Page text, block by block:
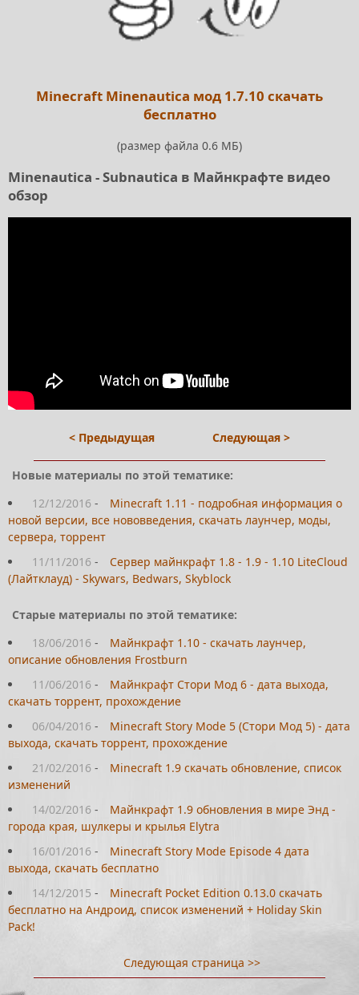
Minecraft Minenautica мод 1.7.10 скачать
бесплатно
(размер файла 0.6 МБ)
Minenautica - Subnautica в Майнкрафте видео
обзор
< Предыдущая Следующая >
Новые материалы по этой тематике:
12/12/2016 -
Minecraft 1.11 - подробная информация о
новой версии, все нововведения, скачать лаунчер, моды,
сервера, торрент
11/11/2016 -
Сервер майнкрафт 1.8 - 1.9 - 1.10 LiteCloud
(Лайтклауд) - Skywars, Bedwars, Skyblock
Старые материалы по этой тематике:
18/06/2016 -
Майнкрафт 1.10 - скачать лаунчер,
описание обновления Frostburn
11/06/2016 -
Майнкрафт Стори Мод 6 - дата выхода,
скачать торрент, прохождение
06/04/2016 -
Minecraft Story Mode 5 (Стори Мод 5) - дата
выхода, скачать торрент, прохождение
21/02/2016 -
Minecraft 1.9 скачать обновление, список
изменений
14/02/2016 -
Майнкрафт 1.9 обновления в мире Энд -
города края, шулкеры и крылья Elytra
16/01/2016 -
Minecraft Story Mode Episode 4 дата
выхода, скачать бесплатно
14/12/2015 -
Minecraft Pocket Edition 0.13.0 скачать
бесплатно на Андроид, список изменений + Holiday Skin
Pack!
Следующая страница >>